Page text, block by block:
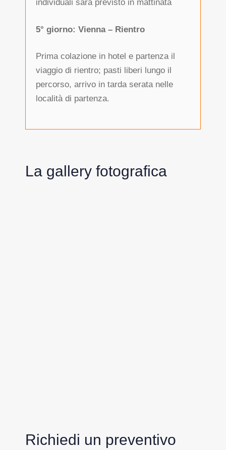
individuali sarà previsto in mattinata
5° giorno: Vienna – Rientro
Prima colazione in hotel e partenza il
viaggio di rientro; pasti liberi lungo il
percorso, arrivo in tarda serata nelle
località di partenza.
La gallery fotografica
Richiedi un preventivo